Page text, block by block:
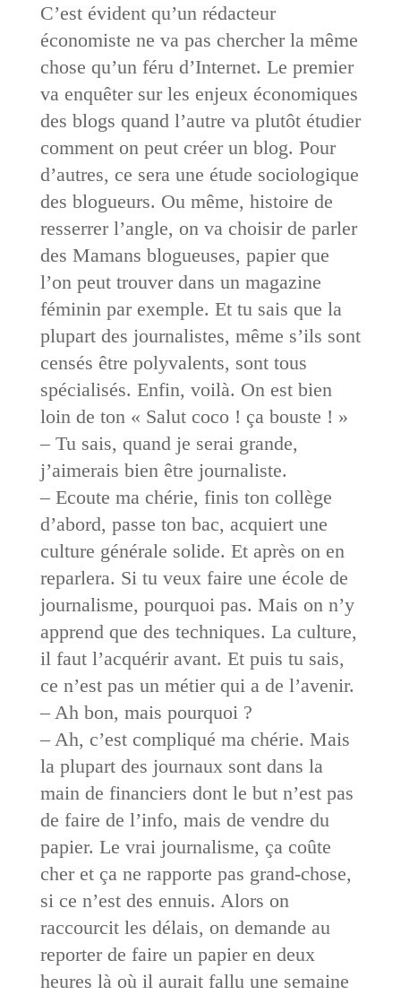
C’est évident qu’un rédacteur
économiste ne va pas chercher la même
chose qu’un féru d’Internet. Le premier
va enquêter sur les enjeux économiques
des blogs quand l’autre va plutôt étudier
comment on peut créer un blog. Pour
d’autres, ce sera une étude sociologique
des blogueurs. Ou même, histoire de
resserrer l’angle, on va choisir de parler
des Mamans blogueuses, papier que
l’on peut trouver dans un magazine
féminin par exemple. Et tu sais que la
plupart des journalistes, même s’ils sont
censés être polyvalents, sont tous
spécialisés. Enfin, voilà. On est bien
loin de ton « Salut coco ! ça bouste ! »
– Tu sais, quand je serai grande,
j’aimerais bien être journaliste.
– Ecoute ma chérie, finis ton collège
d’abord, passe ton bac, acquiert une
culture générale solide. Et après on en
reparlera. Si tu veux faire une école de
journalisme, pourquoi pas. Mais on n’y
apprend que des techniques. La culture,
il faut l’acquérir avant. Et puis tu sais,
ce n’est pas un métier qui a de l’avenir.
– Ah bon, mais pourquoi ?
– Ah, c’est compliqué ma chérie. Mais
la plupart des journaux sont dans la
main de financiers dont le but n’est pas
de faire de l’info, mais de vendre du
papier. Le vrai journalisme, ça coûte
cher et ça ne rapporte pas grand-chose,
si ce n’est des ennuis. Alors on
raccourcit les délais, on demande au
reporter de faire un papier en deux
heures là où il aurait fallu une semaine